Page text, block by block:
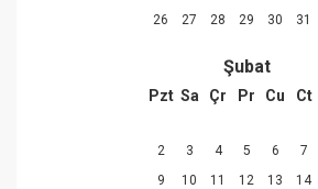
26
27 28 29 30 31
Şubat
Pzt Sa Çr Pr Cu Ct
2
3 4 5 6 7
9
10 11 12 13 14